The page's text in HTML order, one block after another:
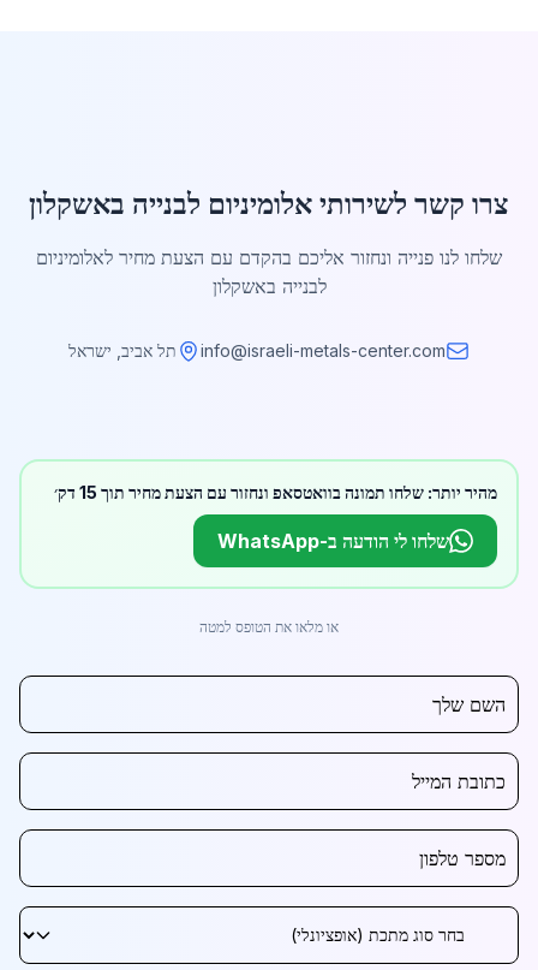
צרו קשר לשירותי אלומיניום לבנייה באשקלון
שלחו לנו פנייה ונחזור אליכם בהקדם עם הצעת מחיר לאלומיניום
לבנייה באשקלון
info@israeli-metals-center.com תל אביב, ישראל
מהיר יותר: שלחו תמונה בוואטסאפ ונחזור עם הצעת מחיר תוך 15 דק׳
שלחו לי הודעה ב-WhatsApp
או מלאו את הטופס למטה